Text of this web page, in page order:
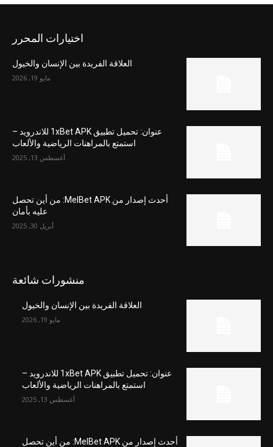
اختيارات المحرر
العلاقة الفريدة بين الإنسان والخيول
مايو 19, 2026
عنوان: تحميل تطبيق 1xBet APK للاندرويد –
استمتع بالمراهنات الرياضية والألعاب
أغسطس 13, 2025
أحدث إصدار من MelBet APK: من أين تحصل
عليه بأمان
أبريل 30, 2025
منشورات شائعة
العلاقة الفريدة بين الإنسان والخيول
مايو 19, 2026
عنوان: تحميل تطبيق 1xBet APK للاندرويد –
استمتع بالمراهنات الرياضية والألعاب
أغسطس 13, 2025
أحدث إصدار من MelBet APK: من أين تحصل